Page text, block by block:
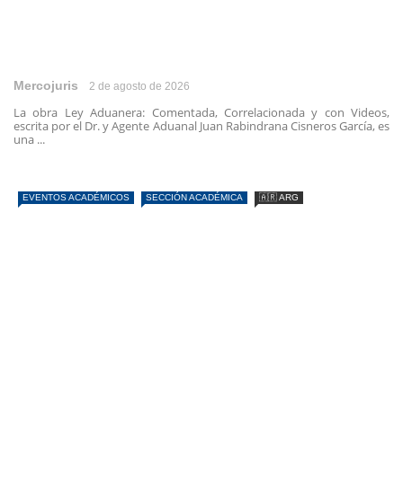
Mercojuris 2 de agosto de 2026
La obra Ley Aduanera: Comentada, Correlacionada y con Videos,
escrita por el Dr. y Agente Aduanal Juan Rabindrana Cisneros García, es
una ...
EVENTOS ACADÉMICOS SECCIÓN ACADÉMICA 🇦🇷 ARG